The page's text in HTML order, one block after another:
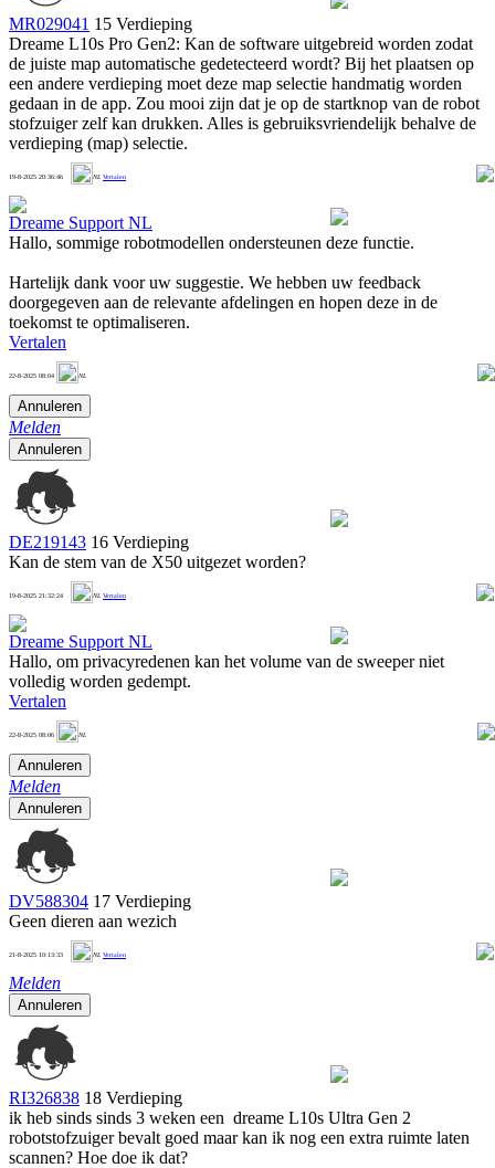
MR029041 15 Verdieping
Dreame L10s Pro Gen2: Kan de software uitgebreid worden zodat
de juiste map automatische gedetecteerd wordt? Bij het plaatsen op
een andere verdieping moet deze map selectie handmatig worden
gedaan in de app. Zou mooi zijn dat je op de startknop van de robot
stofzuiger zelf kan drukken. Alles is gebruiksvriendelijk behalve de
verdieping (map) selectie.
19-8-2025 20:36:46 NL Vertalen 1
Dreame Support NL
Hallo, sommige robotmodellen ondersteunen deze functie.
Hartelijk dank voor uw suggestie. We hebben uw feedback
doorgegeven aan de relevante afdelingen en hopen deze in de
toekomst te optimaliseren.
Vertalen
22-8-2025 08:04 NL 0
Annuleren
Melden
Annuleren
DE219143 16 Verdieping
Kan de stem van de X50 uitgezet worden?
19-8-2025 21:32:24 NL Vertalen 1
Dreame Support NL
Hallo, om privacyredenen kan het volume van de sweeper niet
volledig worden gedempt.
Vertalen
22-8-2025 08:06 NL 1
Annuleren
Melden
Annuleren
DV588304 17 Verdieping
Geen dieren aan wezich
21-8-2025 10:13:33 NL Vertalen 1
Melden
Annuleren
RI326838 18 Verdieping
ik heb sinds sinds 3 weken een dreame L10s Ultra Gen 2
robotstofzuiger bevalt goed maar kan ik nog een extra ruimte laten
scannen? Hoe doe ik dat?